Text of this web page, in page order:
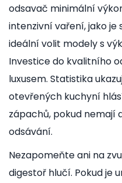
odsavač minimální
intenzivní vaření, jako
ideální volit modely s
Investice do kvalitního
luxusem. Statistika
otevřených kuchyní
zápachů, pokud nemají
odsávání.
Nezapomeňte ani na
digestoř hlučí. Pokud je